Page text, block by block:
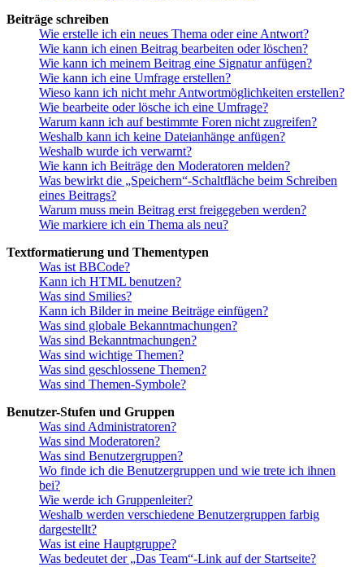
Beiträge schreiben
Wie erstelle ich ein neues Thema oder eine Antwort?
Wie kann ich einen Beitrag bearbeiten oder löschen?
Wie kann ich meinem Beitrag eine Signatur anfügen?
Wie kann ich eine Umfrage erstellen?
Wieso kann ich nicht mehr Antwortmöglichkeiten erstellen?
Wie bearbeite oder lösche ich eine Umfrage?
Warum kann ich auf bestimmte Foren nicht zugreifen?
Weshalb kann ich keine Dateianhänge anfügen?
Weshalb wurde ich verwarnt?
Wie kann ich Beiträge den Moderatoren melden?
Was bewirkt die „Speichern“-Schaltfläche beim Schreiben
eines Beitrags?
Warum muss mein Beitrag erst freigegeben werden?
Wie markiere ich ein Thema als neu?
Textformatierung und Thementypen
Was ist BBCode?
Kann ich HTML benutzen?
Was sind Smilies?
Kann ich Bilder in meine Beiträge einfügen?
Was sind globale Bekanntmachungen?
Was sind Bekanntmachungen?
Was sind wichtige Themen?
Was sind geschlossene Themen?
Was sind Themen-Symbole?
Benutzer-Stufen und Gruppen
Was sind Administratoren?
Was sind Moderatoren?
Was sind Benutzergruppen?
Wo finde ich die Benutzergruppen und wie trete ich ihnen
bei?
Wie werde ich Gruppenleiter?
Weshalb werden verschiedene Benutzergruppen farbig
dargestellt?
Was ist eine Hauptgruppe?
Was bedeutet der „Das Team“-Link auf der Startseite?